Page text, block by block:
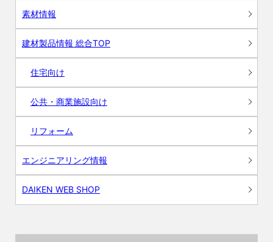
素材情報
建材製品情報 総合TOP
住宅向け
公共・商業施設向け
リフォーム
エンジニアリング情報
DAIKEN WEB SHOP